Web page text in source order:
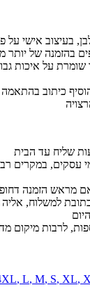
בעיצוב אישי על
של יותר מ-20
על איכות
כיתוב
שליח עד הבית
האספקה: עד 14 ימי עסקים,
מראש הזמנה
למשלוח,
לרבות מיקום
, L, M, S, XL,